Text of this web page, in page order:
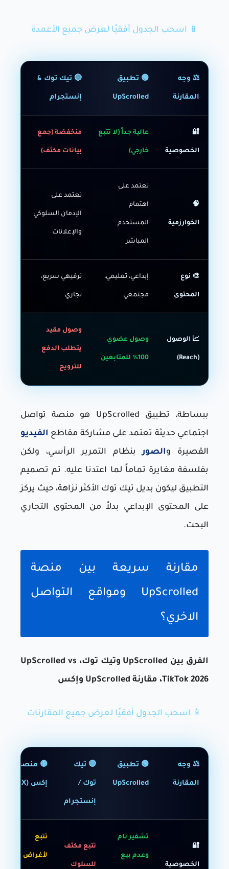
📱 اسحب الجدول أفقيًا لعرض جميع الأعمدة
⚖️ وجه
المقارنة
🟢 تطبيق
UpScrolled
🔴 تيك توك &
إنستجرام
🔐
الخصوصية
عالية جداً (لا تتبع
خارجي)
منخفضة (جمع
بيانات مكثف)
🧠
الخوارزمية
تعتمد على
اهتمام
المستخدم
المباشر
تعتمد على
الإدمان السلوكي
والإعلانات
🎨 نوع
المحتوى
إبداعي، تعليمي،
مجتمعي
ترفيهي سريع،
تجاري
📈 الوصول
(Reach)
وصول عضوي
100% للمتابعين
وصول مقيد
يتطلب الدفع
للترويج
ببساطة، تطبيق UpScrolled هو منصة تواصل
اجتماعي حديثة تعتمد على مشاركة مقاطع الفيديو
القصيرة والصوربنظام التمرير الرأسي، ولكن
بفلسفة مغايرة تماماً لما اعتدنا عليه. تم تصميم
التطبيق ليكون بديل تيك توك الأكثر نزاهة، حيث يركز
على المحتوى الإبداعي بدلاً من المحتوى التجاري
البحت.
مقارنة سريعة بين منصة
UpScrolled ومواقع التواصل
الاخري؟
الفرق بين UpScrolled وتيك توك، UpScrolled vs
TikTok 2026، مقارنة UpScrolled وإكس
📱 اسحب الجدول أفقيًا لعرض جميع المقارنات
⚖️ وجه
المقارنة
🟢 تطبيق
UpScrolled
🔴 تيك
توك /
إنستجرام
🟡 منصة
إكس (X)
🔐
الخصوصية
تشفير تام
وعدم بيع
تتبع مكثف
للسلوك
تتبع
لأغراض